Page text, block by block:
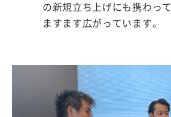
の新規立ち上げにも携わっ
ますます広がっています。